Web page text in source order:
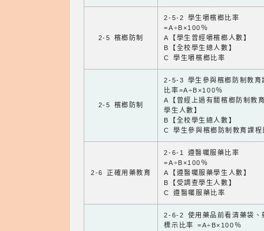
2-5 檳榔防制
2-5-2 學生嚼檳榔比率
=A÷B×100％
A【學生曾經嚼檳榔人數】
B【全校學生總人數】
C 學生嚼檳榔比率
2-5 檳榔防制
2-5-3 學生參與檳榔防制教育
比率=A÷B×100％
A【曾經上過有關檳榔防制教
學生人數】
B【全校學生總人數】
C 學生參與檳榔防制教育課程
2-6 正確用藥教育
2-6-1 遵醫囑服藥比率
=A÷B×100％
A【遵醫囑服藥學生人數】
B【受調查學生人數】
C 遵醫囑服藥比率
2-6-2 使用藥品前看清藥袋、
標示比率 =A÷B×100％